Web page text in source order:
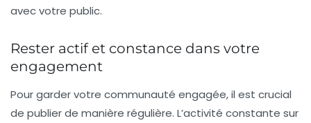
avec votre public.
Rester actif et constance dans votre
engagement
Pour garder votre communauté engagée, il est crucial
de publier de manière régulière. L’activité constante sur